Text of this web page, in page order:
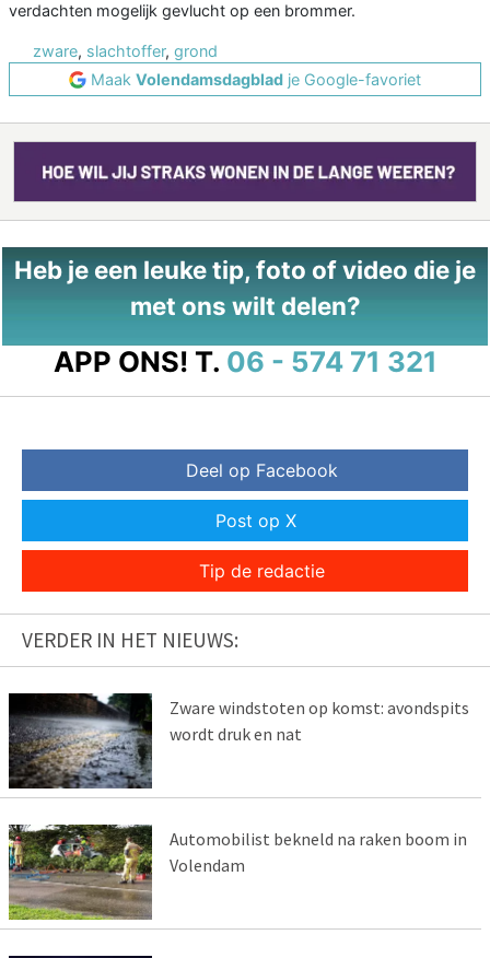
verdachten mogelijk gevlucht op een brommer.
zware, slachtoffer, grond
Maak Volendamsdagblad je Google-favoriet
Heb je een leuke tip, foto of video die je
met ons wilt delen?
APP ONS! T. 06 - 574 71 321
Deel op Facebook
Post op X
Tip de redactie
VERDER IN HET NIEUWS:
Zware windstoten op komst: avondspits
wordt druk en nat
Automobilist bekneld na raken boom in
Volendam